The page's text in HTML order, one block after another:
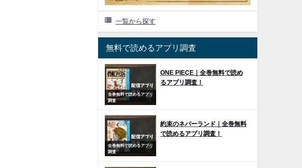
一覧から探す
無料で読めるアプリ調査
全巻無料で読めるアプリ
調査
ONE PIECE｜全巻無料で読め
るアプリ調査！
全巻無料で読めるアプリ
調査
約束のネバーランド｜全巻無料
で読めるアプリ調査！